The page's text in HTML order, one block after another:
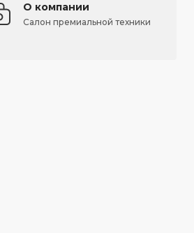
О компании
Салон премиальной техники